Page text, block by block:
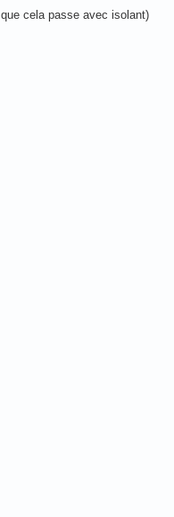
cela passe avec isolant)